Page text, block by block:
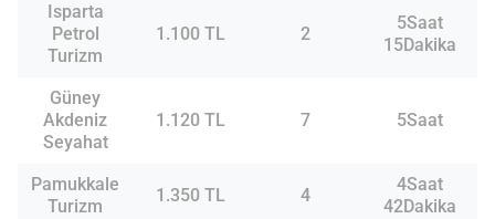
Isparta
Petrol
Turizm
1.100 TL 2
5Saat
15Dakika
Güney
Akdeniz
Seyahat
1.120 TL 7 5Saat
Pamukkale
Turizm
1.350 TL 4
4Saat
42Dakika